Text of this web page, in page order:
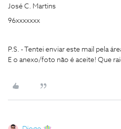
José C. Martins
96xxxxxxx
P.S. - Tentei enviar este mail pela
E o anexo/foto não é aceite! Que